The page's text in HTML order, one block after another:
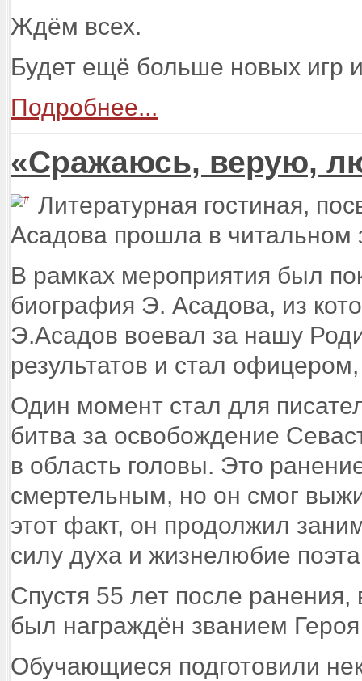
Ждём всех.
Будет ещё больше новых игр
Подробнее...
«Сражаюсь, верую,
Литературная гостиная,
Асадова прошла в читальном
В рамках мероприятия был
биография Э. Асадова, из
Э.Асадов воевал за нашу
результатов и стал
Один момент стал для
битва за освобождение
в область головы. Это
смертельным, но он смог
этот факт, он продолжил
силу духа и жизнелюбие
Спустя 55 лет после
был награждён званием
Обучающиеся подготовили